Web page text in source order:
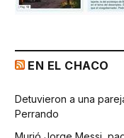
EN EL CHACO
Detuvieron a una
Perrando